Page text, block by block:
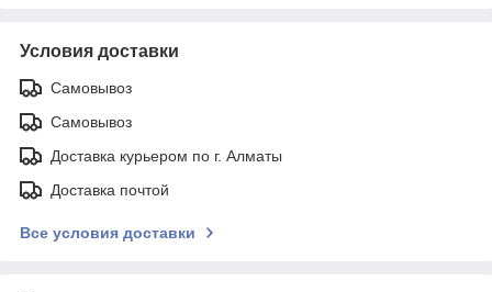
Условия доставки
Самовывоз
Самовывоз
Доставка курьером по г. Алматы
Доставка почтой
Все условия доставки